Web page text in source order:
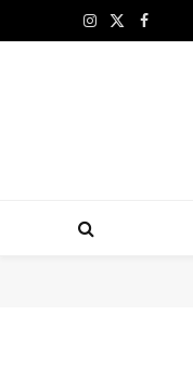
فيسبوك
X
الانستغرام